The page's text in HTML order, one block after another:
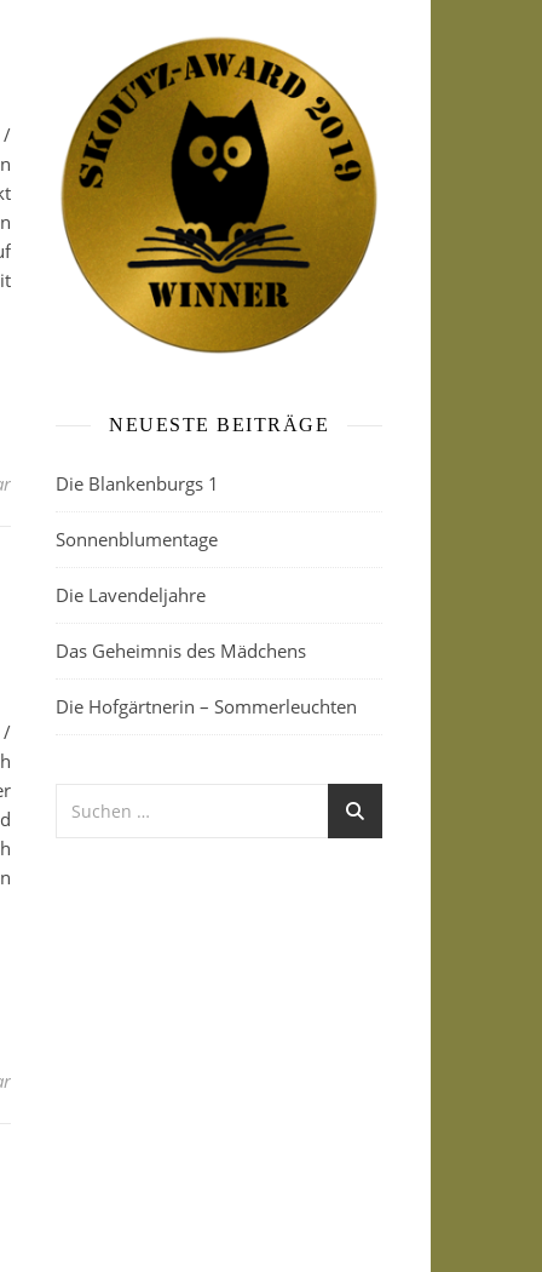
/
/
NEUESTE BEITRÄGE
Die Blankenburgs 1
Sonnenblumentage
Die Lavendeljahre
Das Geheimnis des Mädchens
Die Hofgärtnerin – Sommerleuchten